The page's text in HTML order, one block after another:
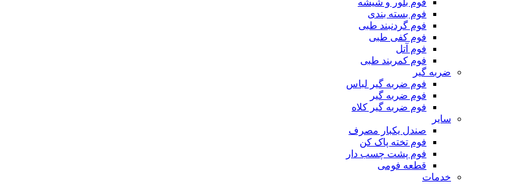
فوم بسته بندی
فوم گردنبند طبی
فوم کفی طبی
فوم آتل
فوم کمربند طبی
ضربه گیر
فوم ضربه گیر لباس
فوم ضربه گیر
فوم ضربه گیر کلاه
سایر
صندل یکبار مصرف
فوم تخته پاک کن
فوم پشت چسب دار
قطعه فومی
خدمات